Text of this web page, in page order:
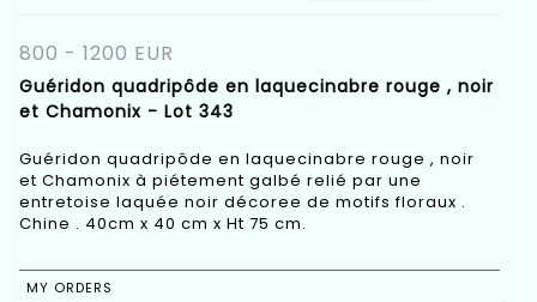
800 - 1200 EUR
Guéridon quadripôde en laquecinabre rouge , noir
et Chamonix - Lot 343
Guéridon quadripôde en laquecinabre rouge , noir
et Chamonix à piétement galbé relié par une
entretoise laquée noir décoree de motifs floraux .
Chine . 40cm x 40 cm x Ht 75 cm.
MY ORDERS